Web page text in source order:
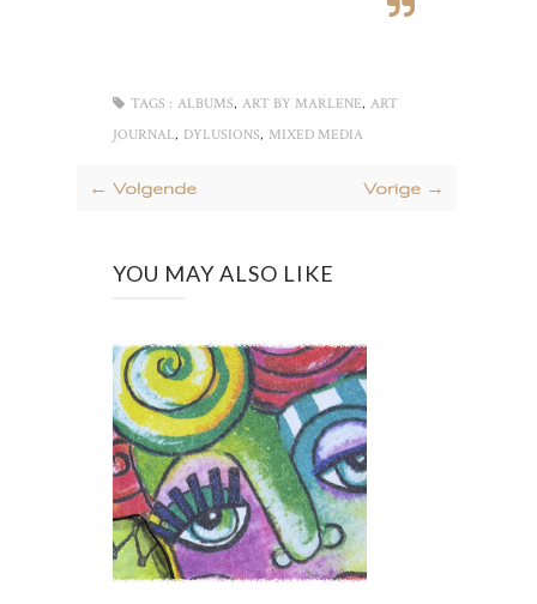
TAGS : ALBUMS, ART BY MARLENE, ART
JOURNAL, DYLUSIONS, MIXED MEDIA
← Volgende Vorige →
YOU MAY ALSO LIKE